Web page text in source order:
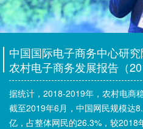
中国国际电子商务中心研
农村电子商务发展报告（
据统计，2018-2019年，农村电商
截至2019年6月，中国网民规模达
亿，占整体网民的26.3%，较2018